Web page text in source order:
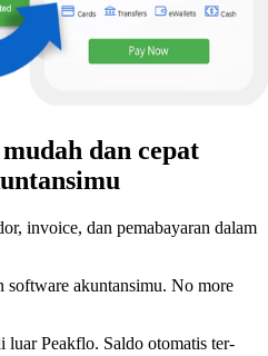
dan cepat
invoice, dan pemabayaran dalam
software akuntansimu. No more
luar Peakflo. Saldo otomatis ter-